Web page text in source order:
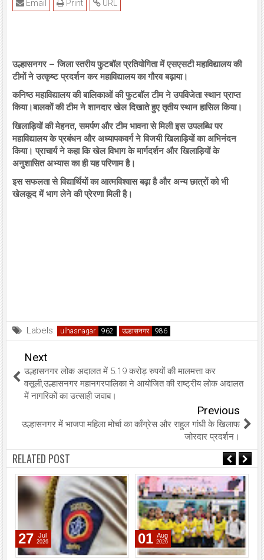
URL
Print
Email
उल्हासनगर – जिला स्तरीय फुटबॉल प्रतियोगिता में एसएसटी महाविद्यालय की
टीमों ने उत्कृष्ट प्रदर्शन कर महाविद्यालय का गौरव बढ़ाया।
कनिष्ठ महाविद्यालय की बालिकाओं की फुटबॉल टीम ने उपविजेता स्थान प्राप्त
किया।बालकों की टीम ने शानदार खेल दिखाते हुए तृतीय स्थान हासिल किया।
खिलाड़ियों की मेहनत, समर्पण और टीम भावना से मिली इस उपलब्धि पर
महाविद्यालय के प्रबंधन और अध्यापकवर्ग ने विजयी खिलाड़ियों का अभिनंदन
किया। प्राचार्य ने कहा कि खेल विभाग के मार्गदर्शन और खिलाड़ियों के
अनुशासित अभ्यास का ही यह परिणाम है।
इस सफलता से विद्यार्थियों का आत्मविश्वास बढ़ा है और अन्य छात्रों को भी
खेलकूद में भाग लेने की प्रेरणा मिली है।
Labels: ulhasnagar उल्हासनगर
Next
उल्हासनगर लोक अदालत में 5.19 करोड़ रुपयों की मालमत्ता कर
वसूली,उल्हासनगर महानगरपालिका ने आयोजित की राष्ट्रीय लोक अदालत
में नागरिकों का उत्साही जवाब।
Previous
उल्हासनगर में भाजपा महिला मोर्चा का काँग्रेस और राहुल गांधी के खिलाफ
जोरदार प्रदर्शन।
RELATED POST
27 Jul
2026 01 Aug
2026